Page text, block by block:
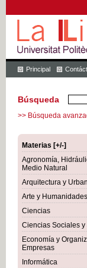
Principal
Búsqueda
>> Búsqueda
Materias [+/-]
Agronomía,
Medio Natural
Arquitectura y
Arte y Humanidades
Ciencias
Ciencias Sociales
Economía y
Empresas
Informática